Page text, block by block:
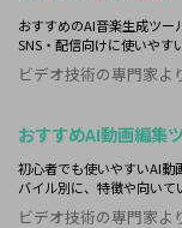
おすすめのAI音楽生成ツー
SNS・配信向けに使いやす
ビデオ技術の専門家よ
おすすめAI動画編集
初心者でも使いやすいAI動
バイル別に、特徴や向いて
ビデオ技術の専門家よ